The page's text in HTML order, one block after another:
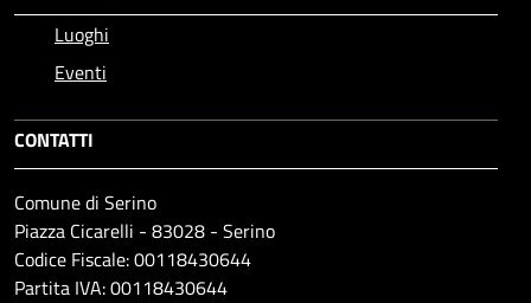
Luoghi
Eventi
CONTATTI
Comune di Serino
Piazza Cicarelli - 83028 - Serino
Codice Fiscale: 00118430644
Partita IVA: 00118430644